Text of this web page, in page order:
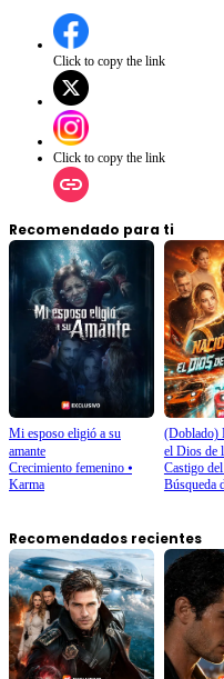
los que más confiaba. Cada paso era
Click to copy the link
Click to copy the link
Recomendado para ti
Mi esposo eligió a su
amante
Crecimiento femenino ⦁
Karma
(Doblado)
el Dios de
Castigo
Búsqueda
Recomendados recientes